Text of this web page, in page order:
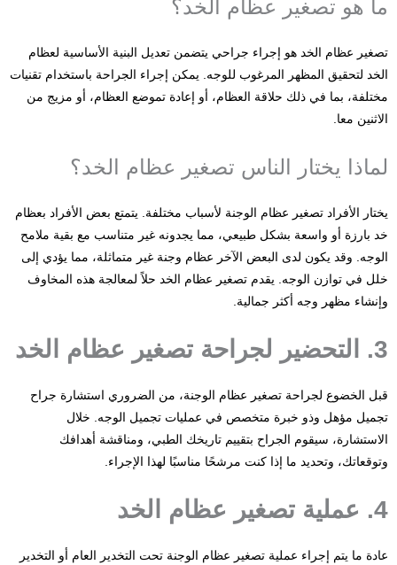
ما هو تصغير عظام الخد؟
تصغير عظام الخد هو إجراء جراحي يتضمن تعديل البنية الأساسية لعظام
الخد لتحقيق المظهر المرغوب للوجه. يمكن إجراء الجراحة باستخدام تقنيات
مختلفة، بما في ذلك حلاقة العظام، أو إعادة تموضع العظام، أو مزيج من
الاثنين معا.
لماذا يختار الناس تصغير عظام الخد؟
يختار الأفراد تصغير عظام الوجنة لأسباب مختلفة. يتمتع بعض الأفراد بعظام
خد بارزة أو واسعة بشكل طبيعي، مما يجدونه غير متناسب مع بقية ملامح
الوجه. وقد يكون لدى البعض الآخر عظام وجنة غير متماثلة، مما يؤدي إلى
خلل في توازن الوجه. يقدم تصغير عظام الخد حلاً لمعالجة هذه المخاوف
وإنشاء مظهر وجه أكثر جمالية.
3. التحضير لجراحة تصغير عظام الخد
قبل الخضوع لجراحة تصغير عظام الوجنة، من الضروري استشارة جراح
تجميل مؤهل وذو خبرة متخصص في عمليات تجميل الوجه. خلال
الاستشارة، سيقوم الجراح بتقييم تاريخك الطبي، ومناقشة أهدافك
وتوقعاتك، وتحديد ما إذا كنت مرشحًا مناسبًا لهذا الإجراء.
4. عملية تصغير عظام الخد
عادة ما يتم إجراء عملية تصغير عظام الوجنة تحت التخدير العام أو التخدير